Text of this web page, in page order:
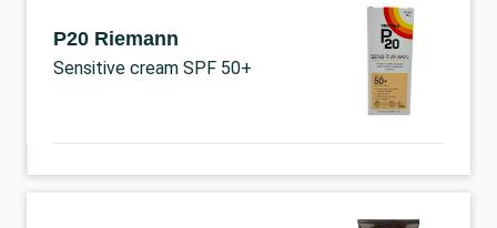
P20 Riemann
Sensitive cream SPF 50+